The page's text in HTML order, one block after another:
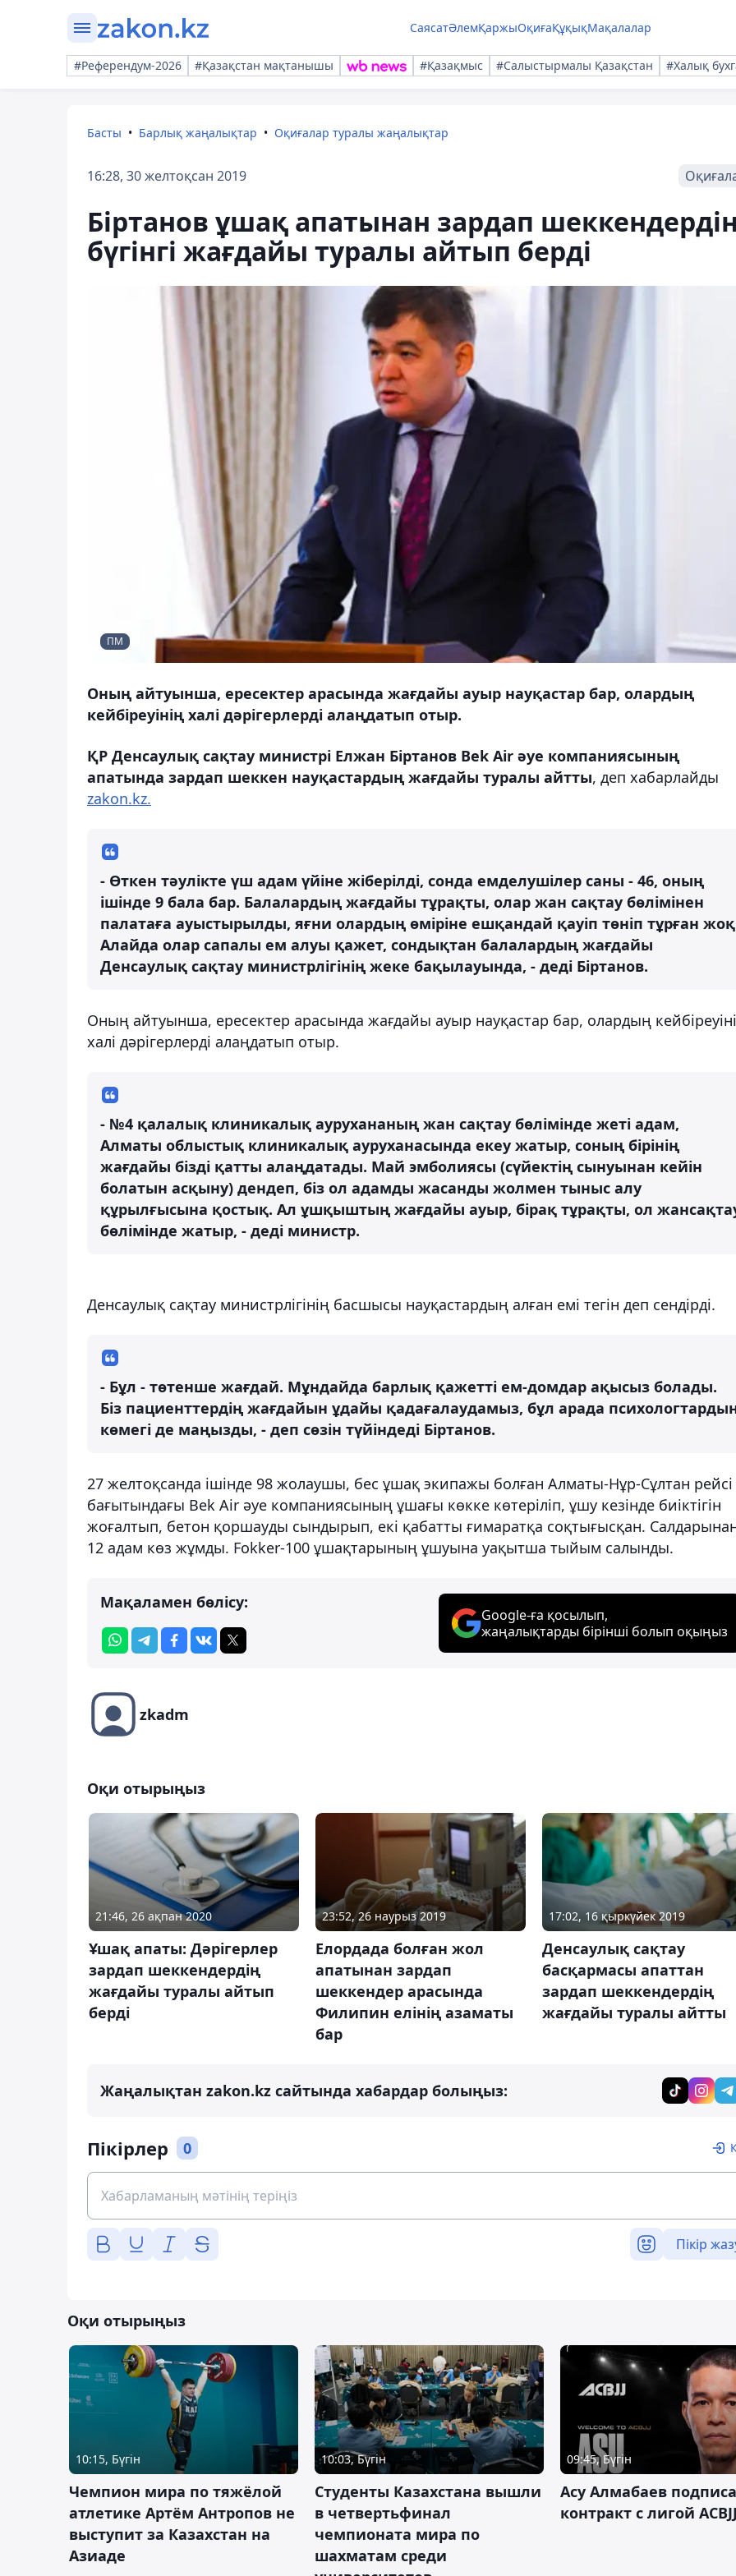
СаясатӘлемҚаржыОқиғаҚұқықМақалалар
#Референдум-2026 #Қазақстан мақтанышы #Қазақмыс #Салыстырмалы Қазақстан #Халық
Басты Барлық жаңалықтар Оқиғалар туралы жаңалықтар
16:28, 30 желтоқсан 2019
Біртанов ұшақ апатынан зардап
бүгінгі жағдайы туралы айтып берді
ПМ
Оның айтуынша, ересектер арасында жағдайы ауыр науқастар бар, олардың
кейбіреуінің халі дәрігерлерді алаңдатып отыр.
ҚР Денсаулық сақтау министрі Елжан Біртанов Bek Air әуе компаниясының
апатында зардап шеккен науқастардың жағдайы туралы айтты, деп хабарлайды
zakon.kz.
- Өткен тәулікте үш адам үйіне жіберілді, сонда емделушілер саны - 46, оның
ішінде 9 бала бар. Балалардың жағдайы тұрақты, олар жан сақтау бөлімінен
палатаға ауыстырылды, яғни олардың өміріне ешқандай қауіп төніп тұрған
Алайда олар сапалы ем алуы қажет, сондықтан балалардың жағдайы
Денсаулық сақтау министрлігінің жеке бақылауында, - деді Біртанов.
Оның айтуынша, ересектер арасында жағдайы ауыр науқастар бар, олардың
халі дәрігерлерді алаңдатып отыр.
- №4 қалалық клиникалық аурухананың жан сақтау бөлімінде жеті адам,
Алматы облыстық клиникалық ауруханасында екеу жатыр, соның бірінің
жағдайы бізді қатты алаңдатады. Май эмболиясы (сүйектің сынуынан кейін
болатын асқыну) дендеп, біз ол адамды жасанды жолмен тыныс алу
құрылғысына қостық. Ал ұшқыштың жағдайы ауыр, бірақ тұрақты, ол
бөлімінде жатыр, - деді министр.
Денсаулық сақтау министрлігінің басшысы науқастардың алған емі тегін деп сендірді.
- Бұл - төтенше жағдай. Мұндайда барлық қажетті ем-домдар ақысыз болады.
Біз пациенттердің жағдайын ұдайы қадағалаудамыз, бұл арада
көмегі де маңызды, - деп сөзін түйіндеді Біртанов.
27 желтоқсанда ішінде 98 жолаушы, бес ұшақ экипажы болған Алматы-Нұр-Сұлтан рейсі
бағытындағы Bek Air әуе компаниясының ұшағы көкке көтеріліп, ұшу кезінде биіктігін
жоғалтып, бетон қоршауды сындырып, екі қабатты ғимаратқа соқтығысқан.
12 адам көз жұмды. Fokker-100 ұшақтарының ұшуына уақытша тыйым салынды.
Мақаламен бөлісу:
Google-ға қосылып,
жаңалықтарды бірінші болып оқыңыз
zkadm
Оқи отырыңыз
21:46, 26 ақпан 2020
Ұшақ апаты: Дәрігерлер
зардап шеккендердің
жағдайы туралы айтып
берді
23:52, 26 наурыз 2019
Елордада болған жол
апатынан зардап
шеккендер арасында
Филипин елінің азаматы
бар
17:02, 16 қыркүйек 2019
Денсаулық сақтау
басқармасы апаттан
зардап шеккендердің
жағдайы туралы айтты
Жаңалықтан zakon.kz сайтында хабардар болыңыз:
Пікірлер 0
Пікір
Оқи отырыңыз
10:15, Бүгін
Чемпион мира по тяжёлой
атлетике Артём Антропов не
выступит за Казахстан на
Азиаде
10:03, Бүгін
Студенты Казахстана вышли
в четвертьфинал
чемпионата мира по
шахматам среди
09:45, Бүгін
Асу Алмабаев
контракт с лигой